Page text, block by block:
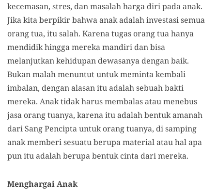
kecemasan, stres, dan masalah harga diri pada anak.
Jika kita berpikir bahwa anak adalah investasi semua
orang tua, itu salah. Karena tugas orang tua hanya
mendidik hingga mereka mandiri dan bisa
melanjutkan kehidupan dewasanya dengan baik.
Bukan malah menuntut untuk meminta kembali
imbalan, dengan alasan itu adalah sebuah bakti
mereka. Anak tidak harus membalas atau menebus
jasa orang tuanya, karena itu adalah bentuk amanah
dari Sang Pencipta untuk orang tuanya, di samping
anak memberi sesuatu berupa material atau hal apa
pun itu adalah berupa bentuk cinta dari mereka.
Menghargai Anak